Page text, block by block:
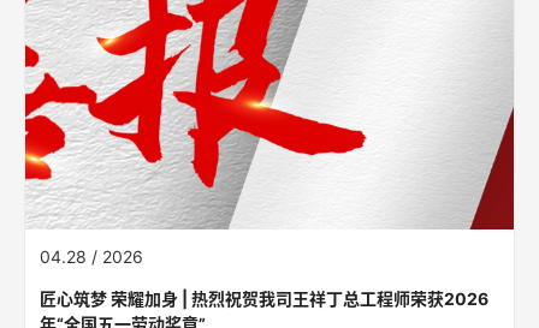
04.28 / 2026
匠心筑梦 荣耀加身 | 热烈祝贺我司王祥丁总工程师荣获2026
年“全国五一劳动奖章”